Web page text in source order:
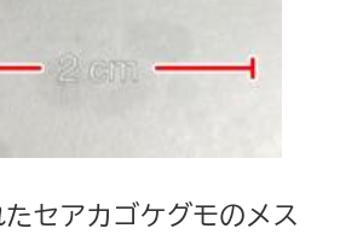
セアカゴケグモのメス